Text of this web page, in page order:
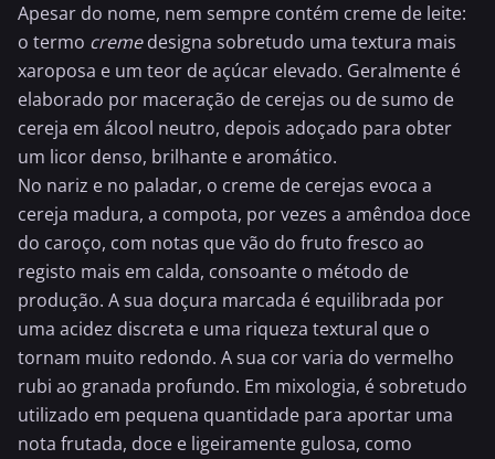
Apesar do nome, nem sempre contém creme de leite:
o termo cremedesigna sobretudo uma textura mais
xaroposa e um teor de açúcar elevado. Geralmente é
elaborado por maceração de cerejas ou de sumo de
cereja em álcool neutro, depois adoçado para obter
um licor denso, brilhante e aromático.
No nariz e no paladar, o creme de cerejas evoca a
cereja madura, a compota, por vezes a amêndoa doce
do caroço, com notas que vão do fruto fresco ao
registo mais em calda, consoante o método de
produção. A sua doçura marcada é equilibrada por
uma acidez discreta e uma riqueza textural que o
tornam muito redondo. A sua cor varia do vermelho
rubi ao granada profundo. Em mixologia, é sobretudo
utilizado em pequena quantidade para aportar uma
nota frutada, doce e ligeiramente gulosa, como